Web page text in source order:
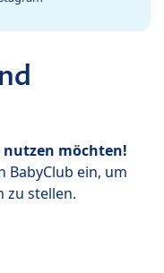
nutzen möchten!
BabyClub ein, um
zu stellen.